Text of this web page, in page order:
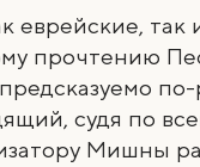
еврейские, так
прочтению
судя по
Мишны